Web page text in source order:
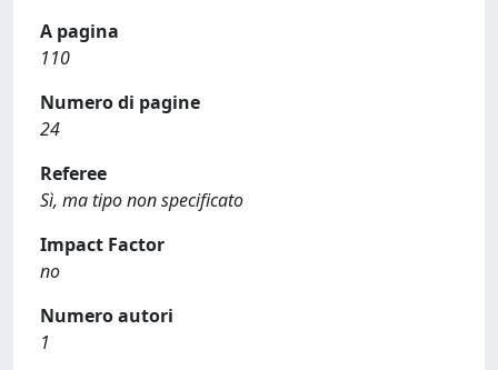
A pagina
110
Numero di pagine
24
Referee
Sì, ma tipo non specificato
Impact Factor
no
Numero autori
1